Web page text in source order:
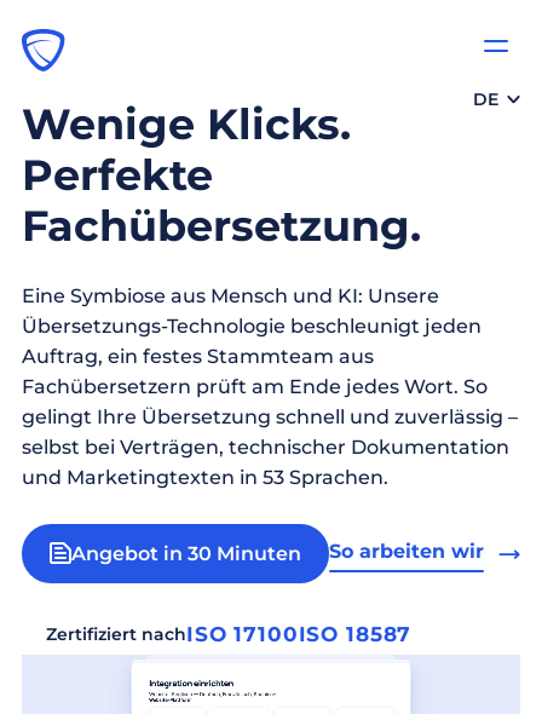
DE
Wenige Klicks.
Perfekte
Fachübersetzung.
Eine Symbiose aus Mensch und KI: Unsere
Übersetzungs-Technologie beschleunigt jeden
Auftrag, ein festes Stammteam aus
Fachübersetzern prüft am Ende jedes Wort. So
gelingt Ihre Übersetzung schnell und zuverlässig –
selbst bei Verträgen, technischer Dokumentation
und Marketingtexten in 53 Sprachen.
Angebot in 30 Minuten So arbeiten wir
Zertifiziert nachISO 17100ISO 18587